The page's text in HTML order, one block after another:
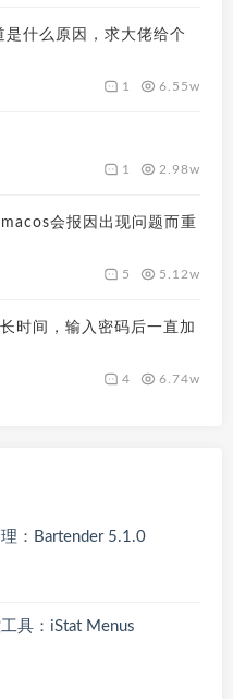
什么原因，求大佬给个
1 6.55w
1 2.98w
会报因出现问题而重
5 5.12w
时间，输入密码后一直加
4 6.74w
：Bartender 5.1.0
具：iStat Menus